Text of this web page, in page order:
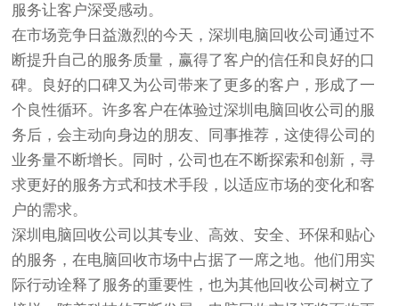
服务让客户深受感动。
在市场竞争日益激烈的今天，深圳电脑回收公司通过不
断提升自己的服务质量，赢得了客户的信任和良好的口
碑。良好的口碑又为公司带来了更多的客户，形成了一
个良性循环。许多客户在体验过深圳电脑回收公司的服
务后，会主动向身边的朋友、同事推荐，这使得公司的
业务量不断增长。同时，公司也在不断探索和创新，寻
求更好的服务方式和技术手段，以适应市场的变化和客
户的需求。
深圳电脑回收公司以其专业、高效、安全、环保和贴心
的服务，在电脑回收市场中占据了一席之地。他们用实
际行动诠释了服务的重要性，也为其他回收公司树立了